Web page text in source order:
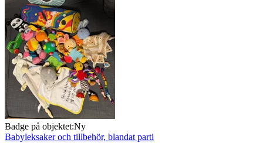
Badge på objektet:Ny
Babyleksaker och tillbehör, blandat parti